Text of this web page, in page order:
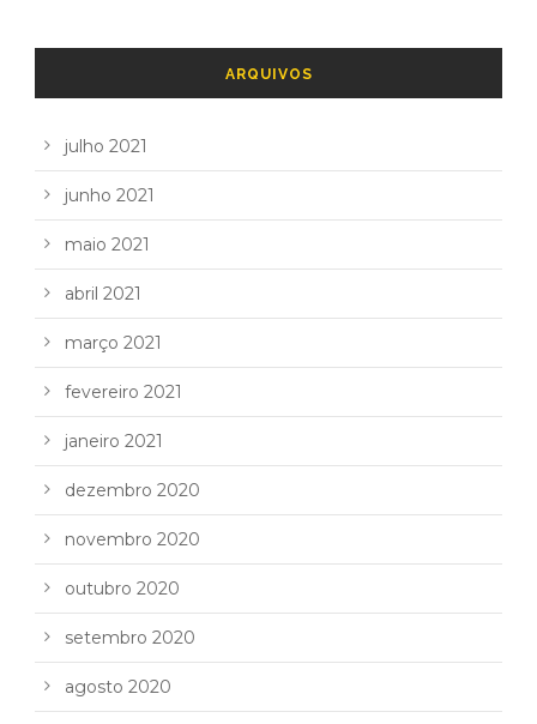
ARQUIVOS
julho 2021
junho 2021
maio 2021
abril 2021
março 2021
fevereiro 2021
janeiro 2021
dezembro 2020
novembro 2020
outubro 2020
setembro 2020
agosto 2020